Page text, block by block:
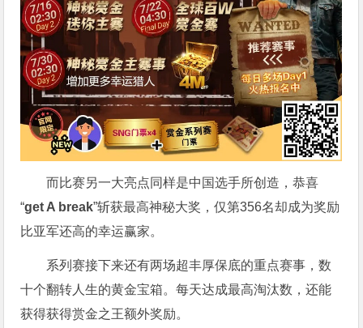
而比赛另一大亮点同样是中国选手所创造，恭喜
“get A break”斩获最高神秘大奖，仅第356名却成为奖励
比亚军还高的幸运赢家。
系列赛接下来还有两场超丰厚保底的重点赛事，数
十个翻转人生的黄金宝箱。每天达成最高淘汰数，还能
获得获得赏金之王额外奖励。